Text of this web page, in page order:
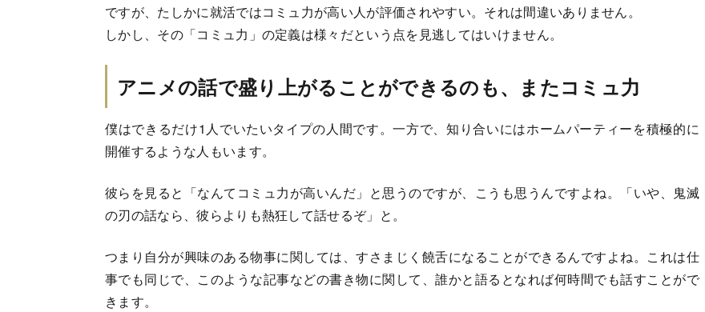
ですが、たしかに就活ではコミュ力が高い人が評価されやすい。それは間違いありません。
しかし、その「コミュ力」の定義は様々だという点を見逃してはいけません。
アニメの話で盛り上がることができるのも、またコミュ力
僕はできるだけ1人でいたいタイプの人間です。一方で、知り合いにはホームパーティーを積極的に
開催するような人もいます。
彼らを見ると「なんてコミュ力が高いんだ」と思うのですが、こうも思うんですよね。「いや、鬼滅
の刃の話なら、彼らよりも熱狂して話せるぞ」と。
つまり自分が興味のある物事に関しては、すさまじく饒舌になることができるんですよね。これは仕
事でも同じで、このような記事などの書き物に関して、誰かと語るとなれば何時間でも話すことがで
きます。